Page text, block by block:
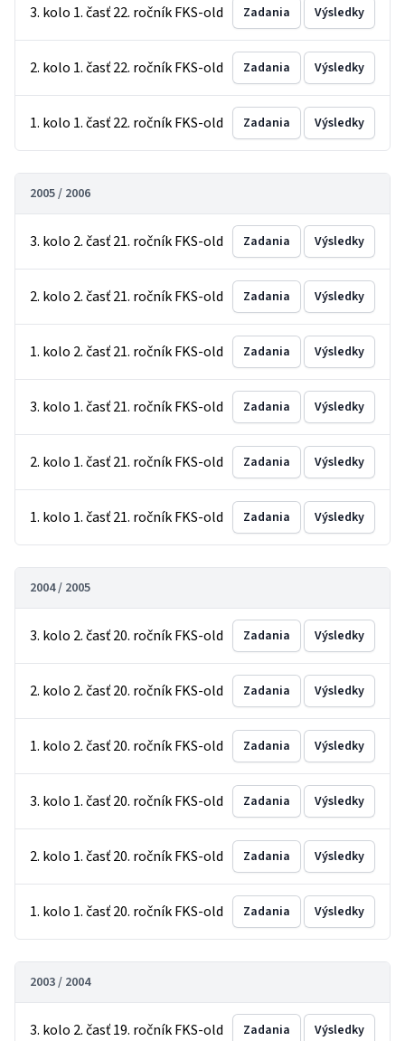
3. kolo 1. časť 22. ročník FKS-old Zadania Výsledky
2. kolo 1. časť 22. ročník FKS-old Zadania Výsledky
1. kolo 1. časť 22. ročník FKS-old Zadania Výsledky
2005 / 2006
3. kolo 2. časť 21. ročník FKS-old Zadania Výsledky
2. kolo 2. časť 21. ročník FKS-old Zadania Výsledky
1. kolo 2. časť 21. ročník FKS-old Zadania Výsledky
3. kolo 1. časť 21. ročník FKS-old Zadania Výsledky
2. kolo 1. časť 21. ročník FKS-old Zadania Výsledky
1. kolo 1. časť 21. ročník FKS-old Zadania Výsledky
2004 / 2005
3. kolo 2. časť 20. ročník FKS-old Zadania Výsledky
2. kolo 2. časť 20. ročník FKS-old Zadania Výsledky
1. kolo 2. časť 20. ročník FKS-old Zadania Výsledky
3. kolo 1. časť 20. ročník FKS-old Zadania Výsledky
2. kolo 1. časť 20. ročník FKS-old Zadania Výsledky
1. kolo 1. časť 20. ročník FKS-old Zadania Výsledky
2003 / 2004
3. kolo 2. časť 19. ročník FKS-old Zadania Výsledky